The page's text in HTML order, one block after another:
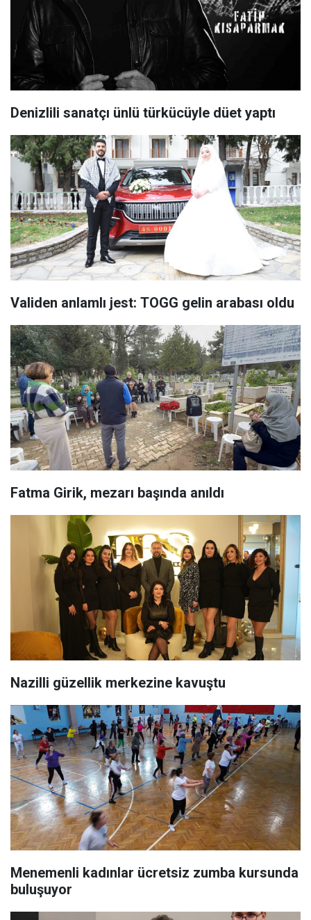
Denizlili sanatçı ünlü türkücüyle düet yaptı
Validen anlamlı jest: TOGG gelin arabası oldu
Fatma Girik, mezarı başında anıldı
Nazilli güzellik merkezine kavuştu
Menemenli kadınlar ücretsiz zumba kursunda
buluşuyor